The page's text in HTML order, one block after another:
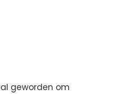
geworden om